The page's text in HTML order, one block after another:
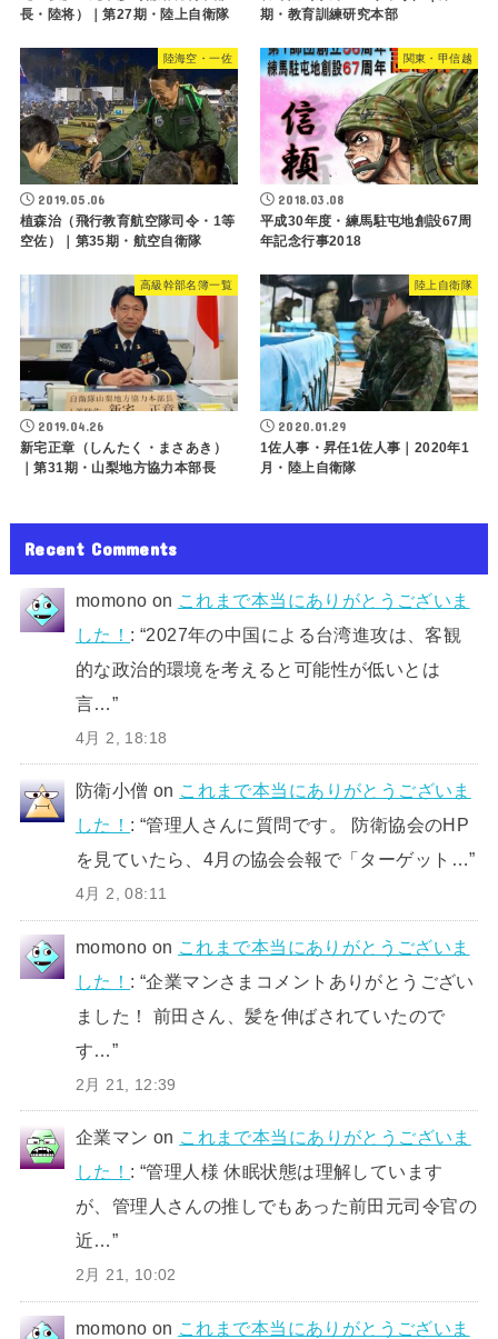
長・陸将）｜第27期・陸上自衛隊
期・教育訓練研究本部
陸海空・一佐
2019.05.06
植森治（飛行教育航空隊司令・1等
空佐）｜第35期・航空自衛隊
関東・甲信越
2018.03.08
平成30年度・練馬駐屯地創設67周
年記念行事2018
高級幹部名簿一覧
2019.04.26
新宅正章（しんたく・まさあき）
｜第31期・山梨地方協力本部長
陸上自衛隊
2020.01.29
1佐人事・昇任1佐人事｜2020年1
月・陸上自衛隊
Recent Comments
momono on これまで本当にありがとうございま
した！ : “2027年の中国による台湾進攻は、客観
的な政治的環境を考えると可能性が低いとは
言…”
4月 2, 18:18
防衛小僧 on これまで本当にありがとうございま
した！ : “管理人さんに質問です。 防衛協会のHP
を見ていたら、4月の協会会報で「ターゲット…”
4月 2, 08:11
momono on これまで本当にありがとうございま
した！ : “企業マンさまコメントありがとうござい
ました！ 前田さん、髪を伸ばされていたので
す…”
2月 21, 12:39
企業マン on これまで本当にありがとうございま
した！ : “管理人様 休眠状態は理解しています
が、管理人さんの推しでもあった前田元司令官の
近…”
2月 21, 10:02
momono on これまで本当にありがとうございま